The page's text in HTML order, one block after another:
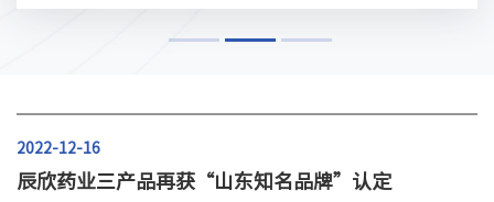
2022-12-16
辰欣药业三产品再获“山东知名品牌”认定